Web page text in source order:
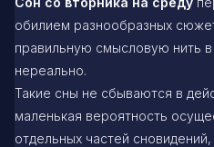
обилием разнообразных
правильную смысловую нить в
нереально.
Такие сны не сбываются в
маленькая вероятность
отдельных частей